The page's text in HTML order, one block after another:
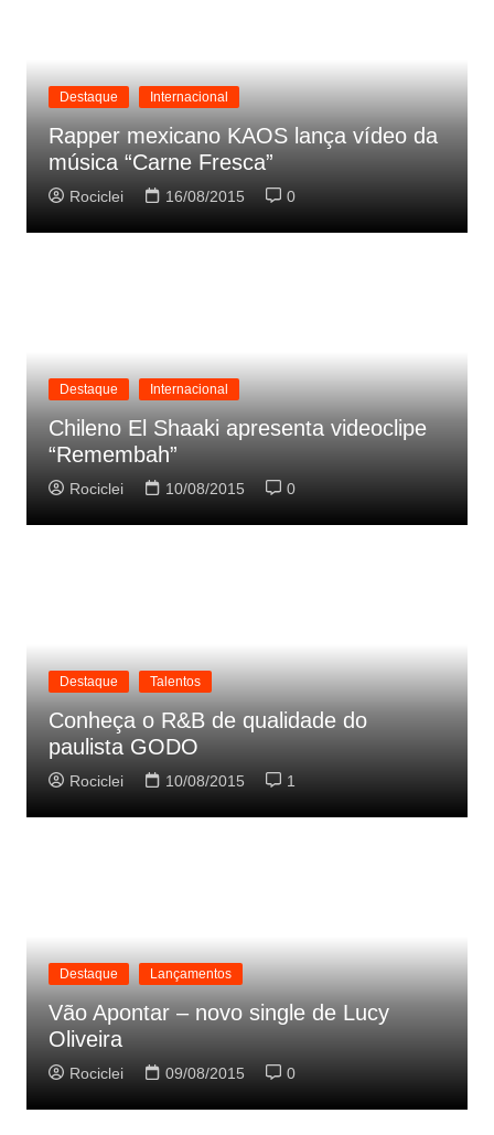
Destaque Internacional
Rapper mexicano KAOS lança vídeo da
música “Carne Fresca”
Rociclei 16/08/2015 0
Destaque Internacional
Chileno El Shaaki apresenta videoclipe
“Remembah”
Rociclei 10/08/2015 0
Destaque Talentos
Conheça o R&B de qualidade do
paulista GODO
Rociclei 10/08/2015 1
Destaque Lançamentos
Vão Apontar – novo single de Lucy
Oliveira
Rociclei 09/08/2015 0